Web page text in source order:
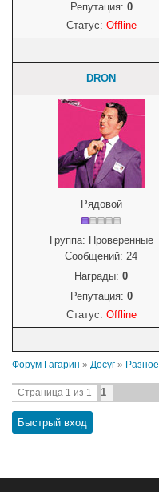
Репутация: 0
Статус: Offline
DRON
Рядовой
Группа: Проверенные
Сообщений: 24
Награды: 0
Репутация: 0
Статус: Offline
Форум Гагарин » Досуг » Разное
Страница 1 из 1 1